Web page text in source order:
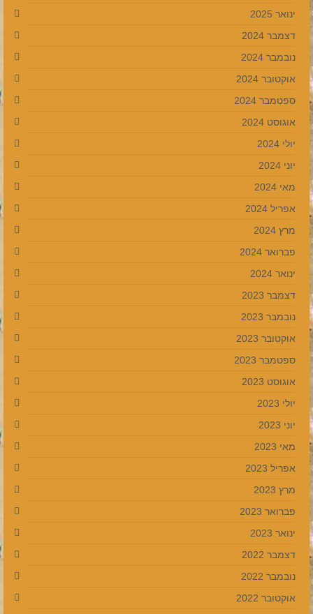
ינואר 2025
דצמבר 2024
נובמבר 2024
אוקטובר 2024
ספטמבר 2024
אוגוסט 2024
יולי 2024
יוני 2024
מאי 2024
אפריל 2024
מרץ 2024
פברואר 2024
ינואר 2024
דצמבר 2023
נובמבר 2023
אוקטובר 2023
ספטמבר 2023
אוגוסט 2023
יולי 2023
יוני 2023
מאי 2023
אפריל 2023
מרץ 2023
פברואר 2023
ינואר 2023
דצמבר 2022
נובמבר 2022
אוקטובר 2022